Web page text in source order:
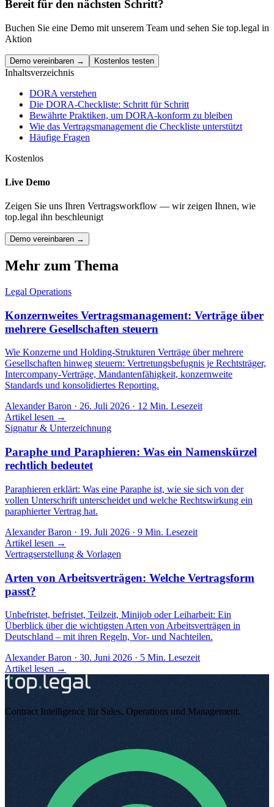
Bereit für den nächsten Schritt?
Buchen Sie eine Demo mit unserem Team und sehen Sie top.legal in
Aktion
Demo vereinbaren → Kostenlos testen
Inhaltsverzeichnis
DORA verstehen
Die DORA-Checkliste: Schritt für Schritt
Bewährte Praktiken, um DORA-konform zu bleiben
Wie das Vertragsmanagement die Checkliste unterstützt
Häufige Fragen
Kostenlos
Live Demo
Zeigen Sie uns Ihren Vertragsworkflow — wir zeigen Ihnen, wie
top.legal ihn beschleunigt
Demo vereinbaren →
Mehr zum Thema
Legal Operations
Konzernweites Vertragsmanagement: Verträge über
mehrere Gesellschaften steuern
Wie Konzerne und Holding-Strukturen Verträge über mehrere
Gesellschaften hinweg steuern: Vertretungsbefugnis je Rechtsträger,
Intercompany-Verträge, Mandantenfähigkeit, konzernweite
Standards und konsolidiertes Reporting.
Alexander Baron · 26. Juli 2026 · 12 Min. Lesezeit
Artikel lesen →
Signatur & Unterzeichnung
Paraphe und Paraphieren: Was ein Namenskürzel
rechtlich bedeutet
Paraphieren erklärt: Was eine Paraphe ist, wie sie sich von der
vollen Unterschrift unterscheidet und welche Rechtswirkung ein
paraphierter Vertrag hat.
Alexander Baron · 19. Juli 2026 · 9 Min. Lesezeit
Artikel lesen →
Vertragserstellung & Vorlagen
Arten von Arbeitsverträgen: Welche Vertragsform
passt?
Unbefristet, befristet, Teilzeit, Minijob oder Leiharbeit: Ein
Überblick über die wichtigsten Arten von Arbeitsverträgen in
Deutschland – mit ihren Regeln, Vor- und Nachteilen.
Alexander Baron · 30. Juni 2026 · 5 Min. Lesezeit
Artikel lesen →
Contract Intelligence für Sales, Operations und Management.